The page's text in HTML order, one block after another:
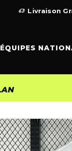
Livraison
ÉQUIPES